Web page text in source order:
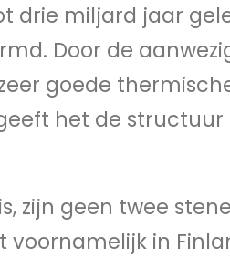
drie miljard jaar
Door de
goede
het de structuur
zijn geen twee
voornamelijk in